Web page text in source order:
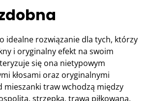
idealne rozwiązanie dla tych, którzy
i oryginalny efekt na swoim
się ona nietypowym
kłosami oraz oryginalnymi
mieszanki traw wchodzą między
strzępka, trawa piłkowana,